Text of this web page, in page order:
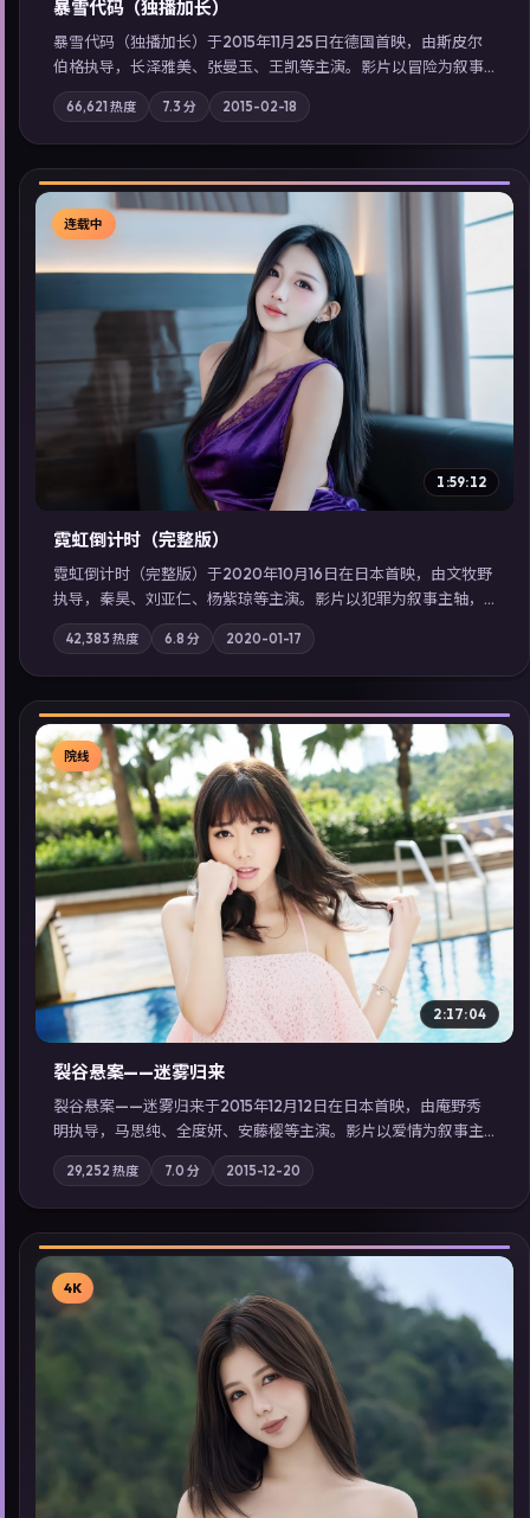
▶
导演剪辑版
暴雪代码（独播加长）
暴雪代码（独播加长）于2015年11月25日在德国首映，由斯皮尔
伯格执导，长泽雅美、张曼玉、王凯等主演。影片以冒险为叙事
主轴，亲情与职责必须在倒计时结束前做出抉择；摄影与配乐强
化地域气质；站内亦可通过「国产免费观看高清电视剧在线看」
延展检索同类型高分佳作，畅享高清在线追剧体验。
7.3分 2015-02-18
▶
连载中
1:59:12
霓虹倒计时（完整版）
霓虹倒计时（完整版）于2020年10月16日在日本首映，由文牧野
执导，秦昊、刘亚仁、杨紫琼等主演。影片以犯罪为叙事主轴，
边境小镇的平静被一封匿名信彻底打破；摄影与配乐强化地域气
质；站内亦可通过「国产免费观看高清电视剧在线看」延展检索
同类型高分佳作，畅享高清在线追剧体验。
42,383 6.8 2020-01-17
▶
院线
2:17:04
裂谷悬案——迷雾归来
裂谷悬案——迷雾归来于2015年12月12日在日本首映，由庵野秀
明执导，马思纯、全度妍、安藤樱等主演。影片以爱情为叙事主
轴，两代人的执念在暴风雨夜正面相撞；摄影与配乐强化地域气
质；站内亦可通过「国产免费观看高清电视剧在线看」延展检索
7.0分 2015-12-20